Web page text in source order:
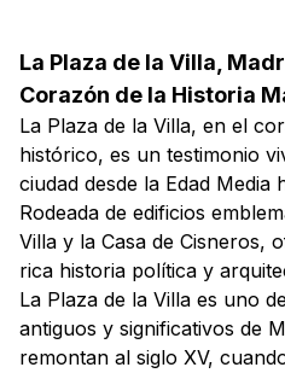
La Plaza de la Villa,
Corazón de la Historia
La Plaza de la Villa, en el
histórico, es un testimonio
ciudad desde la Edad Media
Rodeada de edificios
Villa y la Casa de Cisneros,
rica historia política y
La Plaza de la Villa es uno
antiguos y significativos de
remontan al siglo XV,